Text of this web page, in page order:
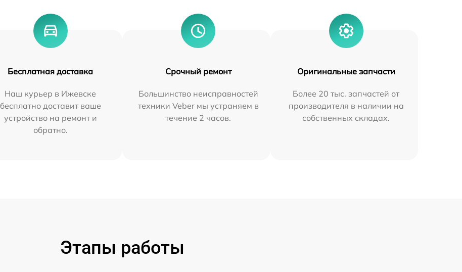
Бесплатная доставка
Наш курьер в Ижевске
бесплатно доставит ваше
устройство на ремонт и
обратно.
Срочный ремонт
Большинство неисправностей
техники Veber мы устраняем в
течение 2 часов.
Оригинальные запчасти
Более 20 тыс. запчастей от
производителя в наличии на
собственных складах.
Этапы работы